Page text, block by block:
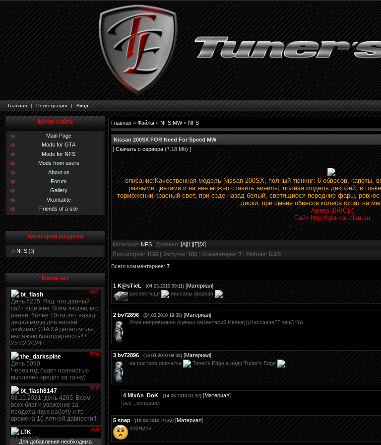
Главная | Регистрация | Вход
Меню сайта
Main Page
Mods for GTA
Mods for NFS
Mods from users
About us
Forum
Gallery
Vkontakte
Friends of a site
Категории раздела
NFS [3]
Мини-чат
Для добавления необходима
Главная » Файлы » NFS MW» NFS
Nissan 200SX FOR Need For Speed MW
[Скачать с сервера(7.18 Mb) ]
описание:Качественная модель Nissan 200SX, полный тюнинг: 6 обвесов, капоты,
разными цветами и на нее можно ставить винилы, полная модель деколей, в
торможении красный свет, при езде назад белый, светящиеся передние фары,
диски, при смене обвесов колеса стоят на
Автор }0RIC)-(
Сайт http://gta-rdc.clan.su
Категория: NFS | Добавил: [A][L][E][X]
Просмотров: 1165 | Загрузок: 183 | Комментарии: 7 | Рейтинг: 5.0/3
Всего комментариев: 7
1 K@sTieL (04.03.2010 00:11)[Материал]
респектище
ниссаны форева
2 bv72896 (04.03.2010 19:38) [Материал]
блин неправильно оценил каментарий Ивана)))НиссанчеГГ зачОт)))
3 bv72896 (13.03.2010 08:08)[Материал]
на постере опечатка
Tener's Edge а надо Tuner's Edge
4 MixAn_DoK (14.03.2010 01:32) [Материал]
всё , исправил
5 snap (19.03.2010 19:32)[Материал]
нормуль